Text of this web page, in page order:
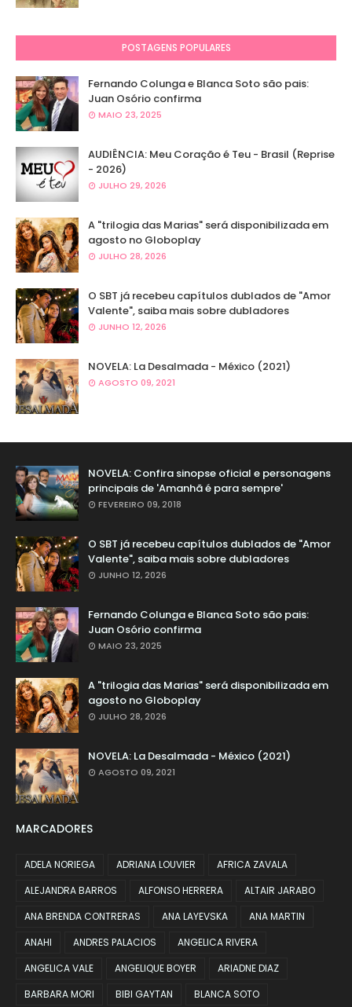
POSTAGENS POPULARES
Fernando Colunga e Blanca Soto são pais:
Juan Osório confirma
MAIO 23, 2025
AUDIÊNCIA: Meu Coração é Teu - Brasil (Reprise
- 2026)
JULHO 29, 2026
A "trilogia das Marias" será disponibilizada em
agosto no Globoplay
JULHO 28, 2026
O SBT já recebeu capítulos dublados de "Amor
Valente", saiba mais sobre dubladores
JUNHO 12, 2026
NOVELA: La Desalmada - México (2021)
AGOSTO 09, 2021
NOVELA: Confira sinopse oficial e personagens
principais de 'Amanhã é para sempre'
FEVEREIRO 09, 2018
O SBT já recebeu capítulos dublados de "Amor
Valente", saiba mais sobre dubladores
JUNHO 12, 2026
Fernando Colunga e Blanca Soto são pais:
Juan Osório confirma
MAIO 23, 2025
A "trilogia das Marias" será disponibilizada em
agosto no Globoplay
JULHO 28, 2026
NOVELA: La Desalmada - México (2021)
AGOSTO 09, 2021
MARCADORES
ADELA NORIEGA ADRIANA LOUVIER
AFRICA ZAVALA
ALEJANDRA BARROS
ALFONSO HERRERA
ALTAIR JARABO
ANA BRENDA CONTRERAS
ANA LAYEVSKA
ANA MARTIN
ANAHI
ANDRES PALACIOS
ANGELICA RIVERA
ANGELICA VALE
ANGELIQUE BOYER
ARIADNE DIAZ
BARBARA MORI
BIBI GAYTAN
BLANCA SOTO